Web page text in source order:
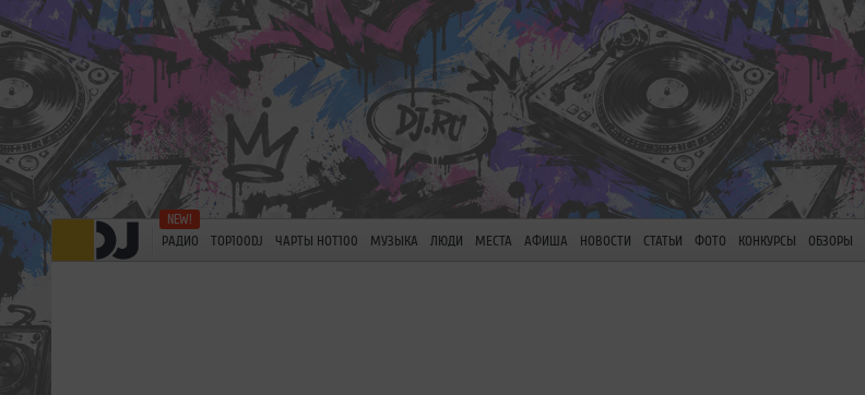
РАДИО TOP100DJ ЧАРТЫ HOT100 МУЗЫКА ЛЮДИ МЕСТА АФИША НОВОСТИ СТАТЬИ ФОТО КОНКУРСЫ ОБЗОРЫ